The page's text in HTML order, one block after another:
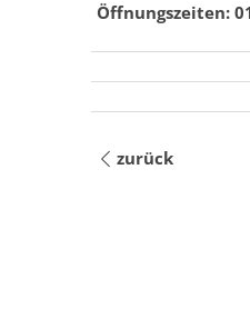
Öffnungszeiten:
zurück